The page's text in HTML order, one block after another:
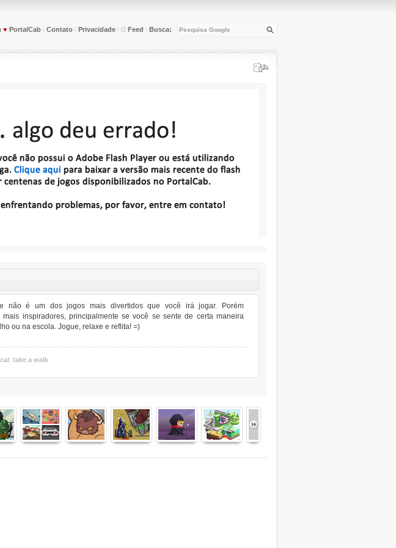
♥ PortalCab | Contato | Privacidade | Feed | Busca:
não é um dos jogos mais divertidos que você irá jogar. Porém
inspiradores, principalmente se você se sente de certa maneira
ou na escola. Jogue, relaxe e reflita! =)
take a walk